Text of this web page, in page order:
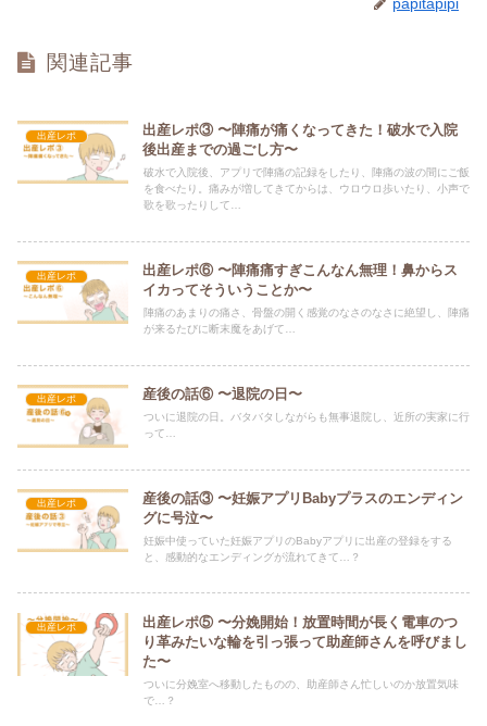
関連記事
出産レポ
出産レポ③ 〜陣痛が痛くなってきた！破水で入院
後出産までの過ごし方〜
破水で入院後、アプリで陣痛の記録をしたり、陣痛の波の間にご飯
を食べたり。痛みが増してきてからは、ウロウロ歩いたり、小声で
歌を歌ったりして…
出産レポ
出産レポ⑥ 〜陣痛痛すぎこんなん無理！鼻からス
イカってそういうことか〜
陣痛のあまりの痛さ、骨盤の開く感覚のなさのなさに絶望し、陣痛
が来るたびに断末魔をあげて…
出産レポ 産後の話⑥ 〜退院の日〜
ついに退院の日。バタバタしながらも無事退院し、近所の実家に行
って…
出産レポ
産後の話③ 〜妊娠アプリBabyプラスのエンディン
グに号泣〜
妊娠中使っていた妊娠アプリのBabyアプリに出産の登録をする
と、感動的なエンディングが流れてきて…？
出産レポ
出産レポ⑤ 〜分娩開始！放置時間が長く電車のつ
り革みたいな輪を引っ張って助産師さんを呼びまし
た〜
ついに分娩室へ移動したものの、助産師さん忙しいのか放置気味
で…？